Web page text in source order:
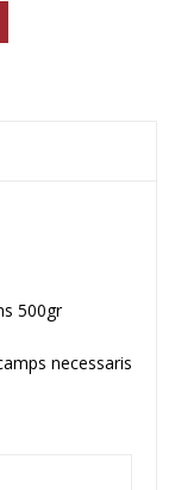
500gr
necessaris